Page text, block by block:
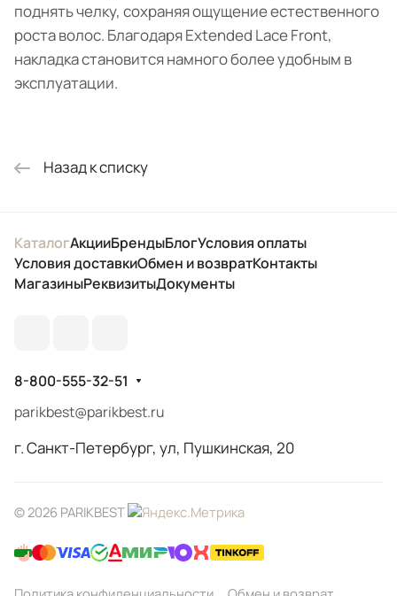
поднять челку, сохраняя ощущение естественного
роста волос. Благодаря Extended Lace Front,
накладка становится намного более удобным в
эксплуатации.
Назад к списку
КаталогАкцииБрендыБлогУсловия оплаты
Условия доставкиОбмен и возвратКонтакты
МагазиныРеквизитыДокументы
8-800-555-32-51
parikbest@parikbest.ru
г. Санкт-Петербург, ул, Пушкинская, 20
© 2026 PARIKBEST